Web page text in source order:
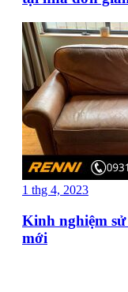
1 thg 4, 2023
Kinh nghiệm
mới